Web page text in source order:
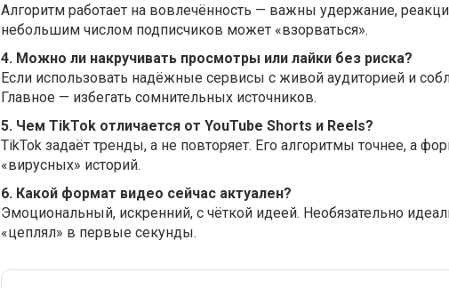
Алгоритм работает на вовлечённость — важны удержание,
небольшим числом подписчиков может «взорваться».
4. Можно ли накручивать просмотры или лайки без риска?
Если использовать надёжные сервисы с живой аудиторией и
Главное — избегать сомнительных источников.
5. Чем TikTok отличается от YouTube Shorts и Reels?
TikTok задаёт тренды, а не повторяет. Его алгоритмы точнее, а
«вирусных» историй.
6. Какой формат видео сейчас актуален?
Эмоциональный, искренний, с чёткой идеей. Необязательно
«цеплял» в первые секунды.